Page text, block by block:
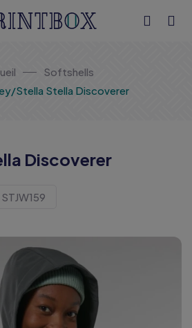
Softshells
Stella Stella Discoverer
Discoverer
STJW159